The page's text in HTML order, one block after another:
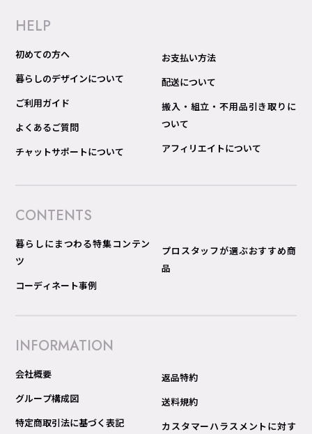
HELP
初めての方へ
暮らしのデザインについて
ご利用ガイド
よくあるご質問
チャットサポートについて
お支払い方法
配送について
搬入・組立・不用品引き取りに
ついて
アフィリエイトについて
CONTENTS
暮らしにまつわる特集コンテン
ツ
コーディネート事例
プロスタッフが選ぶおすすめ商
品
INFORMATION
会社概要
グループ構成図
特定商取引法に基づく表記
返品特約
送料規約
カスタマーハラスメントに対す